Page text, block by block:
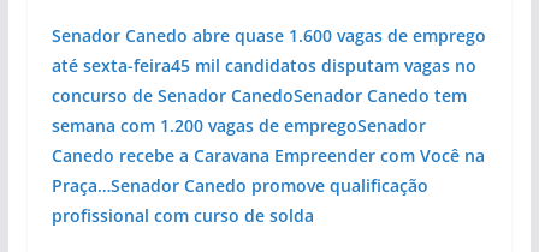
Senador Canedo abre quase 1.600 vagas de emprego
até sexta-feira45 mil candidatos disputam vagas no
concurso de Senador CanedoSenador Canedo tem
semana com 1.200 vagas de empregoSenador
Canedo recebe a Caravana Empreender com Você na
Praça…Senador Canedo promove qualificação
profissional com curso de solda